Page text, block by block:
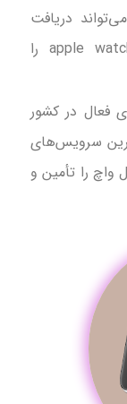
دریافت
خدمات تخصصی مرتبط با تعمیرات apple watch را
فعال در کشور
سرویس‌های
واچ را تأمین و